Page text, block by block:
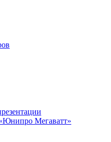
Мегаватт»